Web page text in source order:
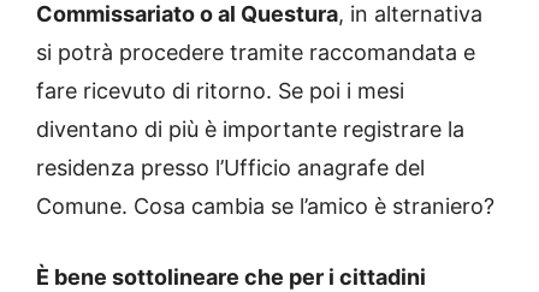
Commissariato o al Questura, in alternativa
si potrà procedere tramite raccomandata e
fare ricevuto di ritorno. Se poi i mesi
diventano di più è importante registrare la
residenza presso l’Ufficio anagrafe del
Comune. Cosa cambia se l’amico è straniero?
È bene sottolineare che per i cittadini